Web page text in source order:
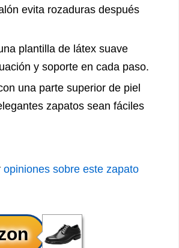
evita rozaduras después
plantilla de látex suave
y soporte en cada paso.
una parte superior de piel
zapatos sean fáciles
opiniones sobre este zapato